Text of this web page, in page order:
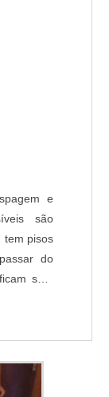
e
são
tem pisos
do
sem
de ter
o cliente
aplicação
troca
que